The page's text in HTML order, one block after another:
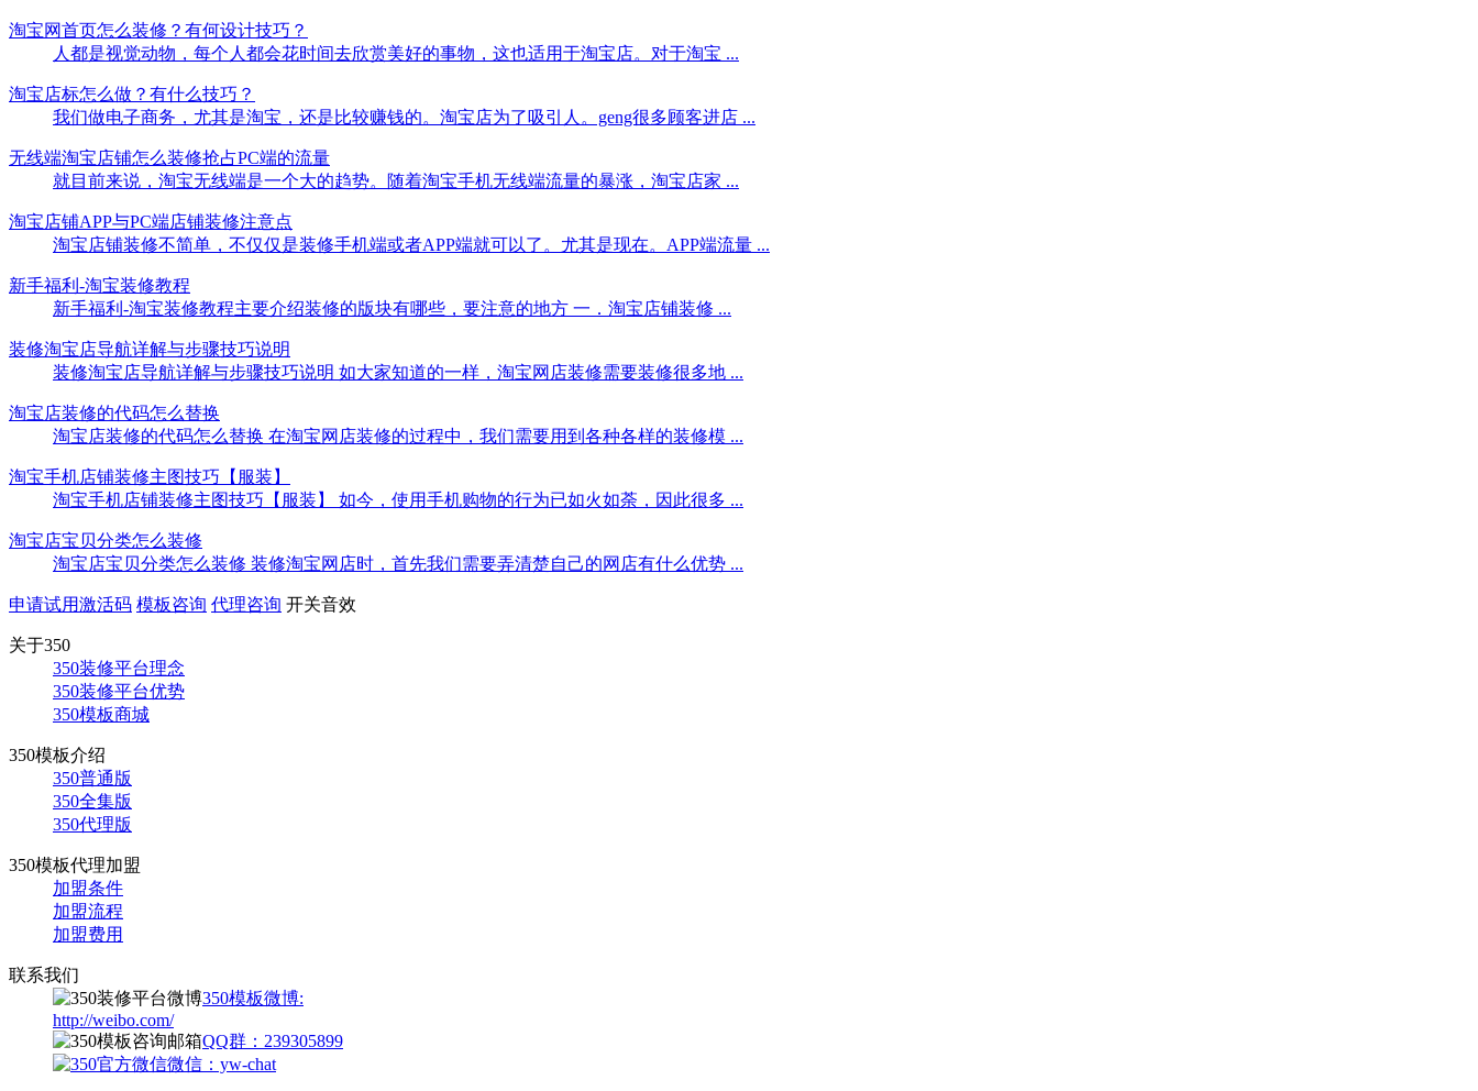
淘宝网首页怎么装修？有何设计技巧？
人都是视觉动物，每个人都会花时间去欣赏美好的事物，这也适用于淘宝店。对于淘宝 ...
淘宝店标怎么做？有什么技巧？
我们做电子商务，尤其是淘宝，还是比较赚钱的。淘宝店为了吸引人。geng很多顾客进店 ...
无线端淘宝店铺怎么装修抢占PC端的流量
就目前来说，淘宝无线端是一个大的趋势。随着淘宝手机无线端流量的暴涨，淘宝店家 ...
淘宝店铺APP与PC端店铺装修注意点
淘宝店铺装修不简单，不仅仅是装修手机端或者APP端就可以了。尤其是现在。APP端流量 ...
新手福利-淘宝装修教程
新手福利-淘宝装修教程主要介绍装修的版块有哪些，要注意的地方 一．淘宝店铺装修 ...
装修淘宝店导航详解与步骤技巧说明
装修淘宝店导航详解与步骤技巧说明 如大家知道的一样，淘宝网店装修需要装修很多地 ...
淘宝店装修的代码怎么替换
淘宝店装修的代码怎么替换 在淘宝网店装修的过程中，我们需要用到各种各样的装修模 ...
淘宝手机店铺装修主图技巧【服装】
淘宝手机店铺装修主图技巧【服装】 如今，使用手机购物的行为已如火如荼，因此很多 ...
淘宝店宝贝分类怎么装修
淘宝店宝贝分类怎么装修 装修淘宝网店时，首先我们需要弄清楚自己的网店有什么优势 ...
申请试用激活码 模板咨询 代理咨询 开关音效
关于350
350装修平台理念
350装修平台优势
350模板商城
350模板介绍
350普通版
350全集版
350代理版
350模板代理加盟
加盟条件
加盟流程
加盟费用
联系我们
350模板微博:
http://weibo.com/
QQ群：239305899
微信：yw-chat